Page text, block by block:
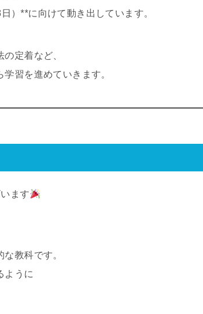
）**に向けて動き出しています。
定着など、
習を進めていきます。
ます
教科です。
ように